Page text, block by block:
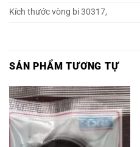
Kích thước vòng bi 30317,
SẢN PHẨM TƯƠNG TỰ